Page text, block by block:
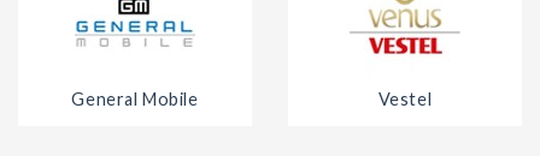
General Mobile Vestel